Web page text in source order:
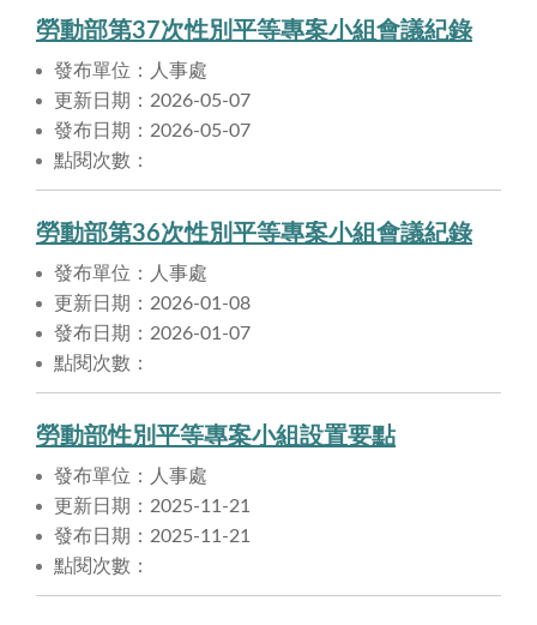
勞動部第37次性別平等專案小組會議紀錄
發布單位：人事處
更新日期：2026-05-07
發布日期：2026-05-07
點閱次數：
勞動部第36次性別平等專案小組會議紀錄
發布單位：人事處
更新日期：2026-01-08
發布日期：2026-01-07
點閱次數：
勞動部性別平等專案小組設置要點
發布單位：人事處
更新日期：2025-11-21
發布日期：2025-11-21
點閱次數：